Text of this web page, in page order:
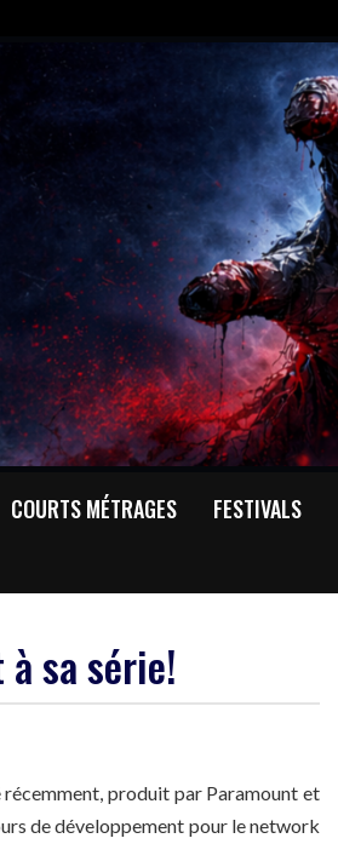
COURTS MÉTRAGES FESTIVALS
sa série!
récemment, produit par Paramount et
de développement pour le network